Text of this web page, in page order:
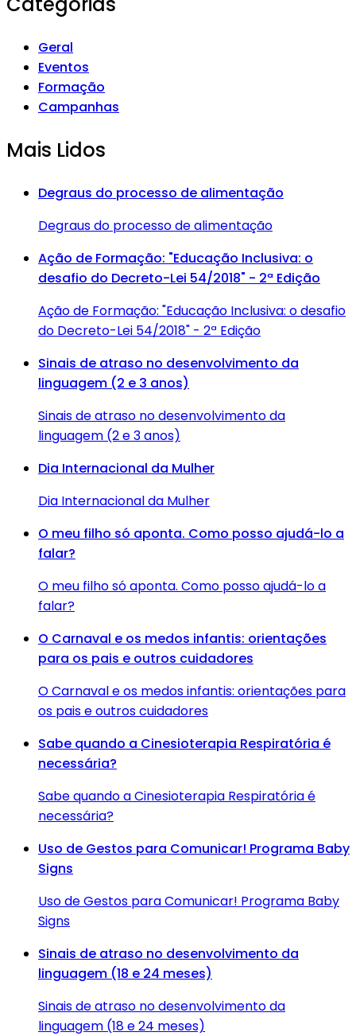
Geral
Eventos
Formação
Campanhas
Mais Lidos
Degraus do processo de alimentação
Degraus do processo de alimentação
Ação de Formação: "Educação Inclusiva: o
desafio do Decreto-Lei 54/2018" - 2ª Edição
Ação de Formação: "Educação Inclusiva: o desafio
do Decreto-Lei 54/2018" - 2ª Edição
Sinais de atraso no desenvolvimento da
linguagem (2 e 3 anos)
Sinais de atraso no desenvolvimento da
linguagem (2 e 3 anos)
Dia Internacional da Mulher
Dia Internacional da Mulher
O meu filho só aponta. Como posso ajudá-lo a
falar?
O meu filho só aponta. Como posso ajudá-lo a
falar?
O Carnaval e os medos infantis: orientações
para os pais e outros cuidadores
O Carnaval e os medos infantis: orientações para
os pais e outros cuidadores
Sabe quando a Cinesioterapia Respiratória é
necessária?
Sabe quando a Cinesioterapia Respiratória é
necessária?
Uso de Gestos para Comunicar! Programa Baby
Signs
Uso de Gestos para Comunicar! Programa Baby
Signs
Sinais de atraso no desenvolvimento da
linguagem (18 e 24 meses)
Sinais de atraso no desenvolvimento da
linguagem (18 e 24 meses)